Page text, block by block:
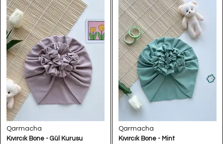
Qarmacha
Kıvırcık Bone - Gül Kurusu
Qarmacha
Kıvırcık Bone - Mint